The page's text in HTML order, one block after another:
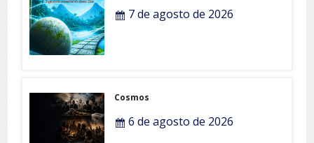
7 de agosto de 2026
Cosmos
6 de agosto de 2026